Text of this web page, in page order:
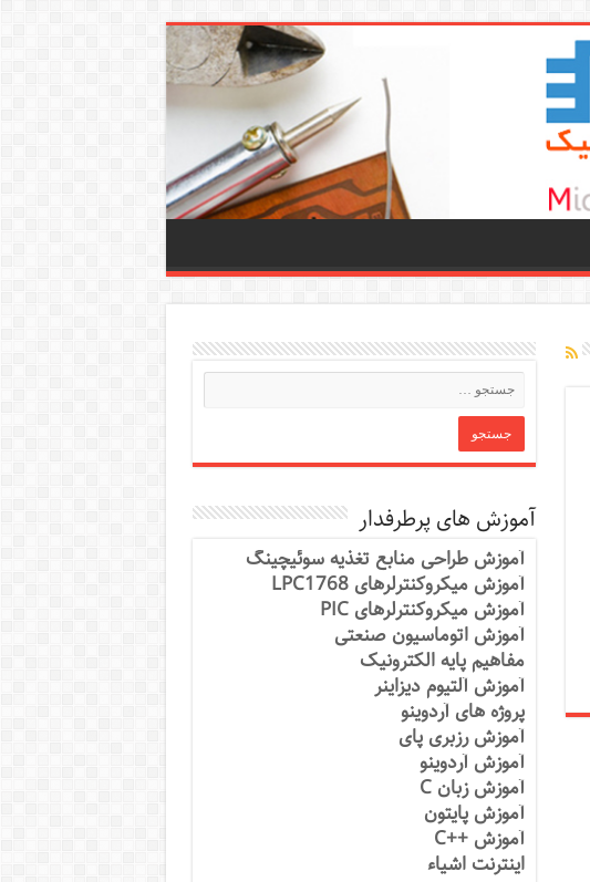
آموزش های پرطرفدار
آموزش طراحی منابع تغذیه سوئیچینگ
آموزش میکروکنترلرهای LPC1768
آموزش میکروکنترلرهای PIC
آموزش اتوماسیون صنعتی
مفاهیم پایه الکترونیک
آموزش آلتیوم دیزاینر
پروژه های آردوینو
آموزش رزبری پای
آموزش آردوینو
آموزش زبان C
آموزش پایتون
آموزش ++C
اینترنت اشیاء